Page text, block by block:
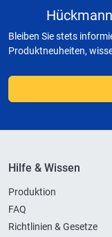
Bleiben Sie stets
Produktneuheiten,
Hilfe & Wissen
Produktion
FAQ
Richtlinien & Gesetze